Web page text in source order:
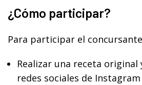
¿Cómo participar?
Para participar el
Realizar una receta original
redes sociales de